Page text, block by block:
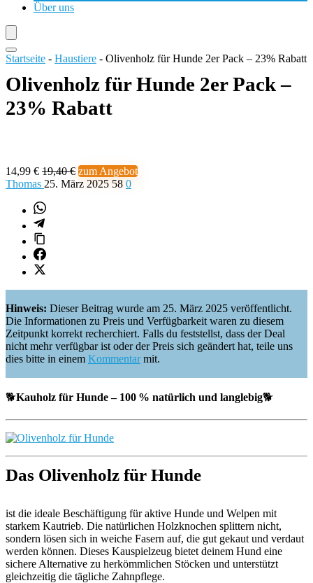
Über uns
Startseite - Haustiere - Olivenholz für Hunde 2er Pack – 23% Rabatt
Olivenholz für Hunde 2er Pack –
23% Rabatt
14,99 € 19,40 € zum Angebot
Thomas 25. März 2025 58 0
Hinweis: Dieser Beitrag wurde am 25. März 2025 veröffentlicht.
Die Informationen zu Preis und Verfügbarkeit waren zu diesem
Zeitpunkt korrekt recherchiert. Falls du feststellst, dass der Deal
nicht mehr verfügbar ist oder der Preis sich geändert hat, teile uns
dies bitte in einem Kommentarmit.
🐕Kauholz für Hunde – 100 % natürlich und langlebig🐕
Das Olivenholz für Hunde
ist die ideale Beschäftigung für aktive Hunde und Welpen mit
starkem Kautrieb. Die natürlichen Holzknochen splittern nicht,
sondern lösen sich in weiche Fasern auf, die gut gekaut und verdaut
werden können. Dieses Kauspielzeug bietet deinem Hund eine
sichere Alternative zu herkömmlichen Stöcken und unterstützt
gleichzeitig die tägliche Zahnpflege.